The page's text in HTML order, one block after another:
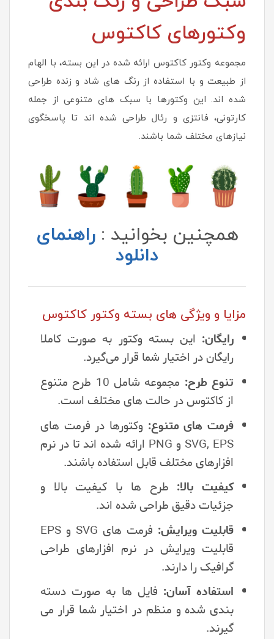
وکتورهای کاکتوس
مجموعه وکتور کاکتوس ارائه شده در این بسته، با الهام
از طبیعت و با استفاده از رنگ های شاد و زنده طراحی
شده اند. این وکتورها با سبک های متنوعی از جمله
کارتونی، فانتزی و رئال طراحی شده اند تا پاسخگوی
نیازهای مختلف شما باشند.
همچنین بخوانید :راهنمای
دانلود
مزایا و ویژگی های بسته وکتور کاکتوس
رایگان: این بسته وکتور به صورت کاملا
رایگان در اختیار شما قرار می‌گیرد.
تنوع طرح:
مجموعه شامل 10 طرح متنوع
از کاکتوس در حالت های مختلف است.
فرمت های متنوع: وکتورها در فرمت های
SVG, EPS و PNG ارائه شده اند تا در نرم
افزارهای مختلف قابل استفاده باشند.
کیفیت بالا: طرح ها با کیفیت بالا و
جزئیات دقیق طراحی شده اند.
قابلیت ویرایش:
فرمت های SVG و EPS
قابلیت ویرایش در نرم افزارهای طراحی
گرافیک را دارند.
استفاده آسان: فایل ها به صورت دسته
بندی شده و منظم در اختیار شما قرار می
گیرند.